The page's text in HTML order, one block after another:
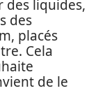
des liquides,
des
placés
Cela
de le